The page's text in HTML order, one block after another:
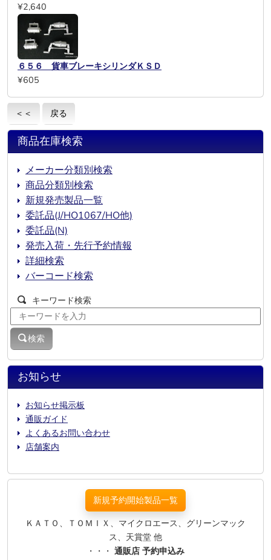
¥2,640
６５６ 貨車ブレーキシリンダＫＳＤ
¥605
＜＜ 戻る
お知らせ
お知らせ掲示板
通販ガイド
よくあるお問い合わせ
店舗案内
商品在庫検索
メーカー分類別検索
商品分類別検索
新規発売製品一覧
委託品(J/HO1067/HO他)
委託品(N)
発売入荷・先行予約情報
詳細検索
バーコード検索
キーワード検索
検索
新規予約開始製品一覧
ＫＡＴＯ、ＴＯＭＩＸ、マイクロエース、グリーンマック
ス、天賞堂 他
・・・ 通販店 予約申込み